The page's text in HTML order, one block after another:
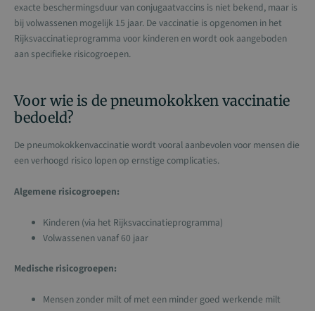
exacte beschermingsduur van conjugaatvaccins is niet bekend, maar is
bij volwassenen mogelijk 15 jaar. De vaccinatie is opgenomen in het
Rijksvaccinatieprogramma voor kinderen en wordt ook aangeboden
aan specifieke risicogroepen.
Voor wie is de pneumokokken vaccinatie
bedoeld?
De pneumokokkenvaccinatie wordt vooral aanbevolen voor mensen die
een verhoogd risico lopen op ernstige complicaties.
Algemene risicogroepen:
Kinderen (via het Rijksvaccinatieprogramma)
Volwassenen vanaf 60 jaar
Medische risicogroepen:
Mensen zonder milt of met een minder goed werkende milt